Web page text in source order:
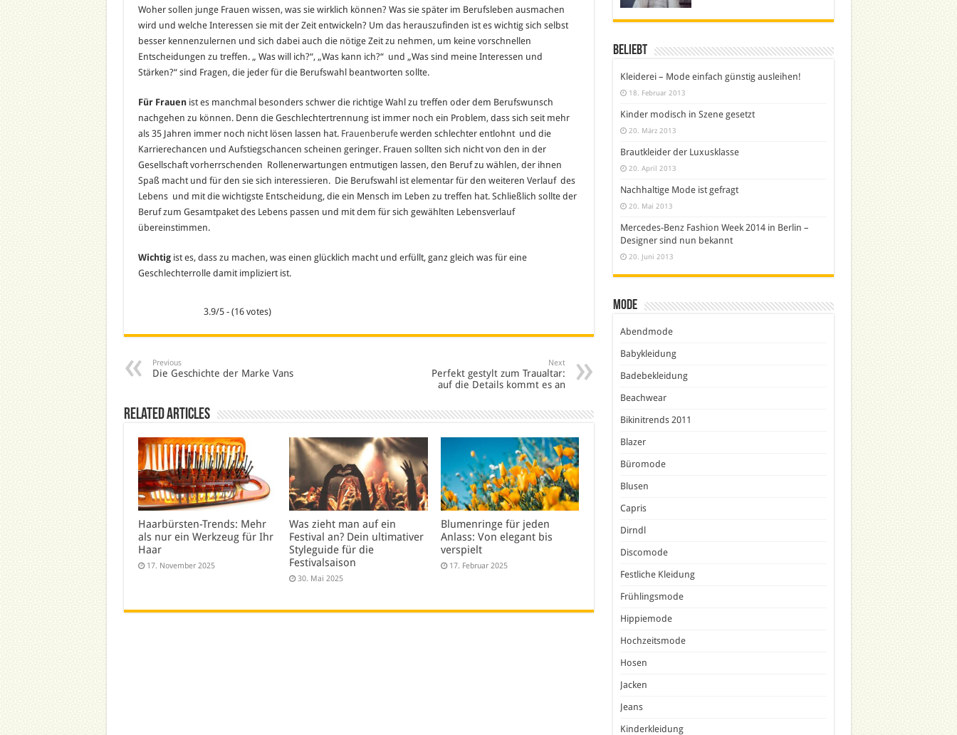
Woher sollen junge Frauen wissen, was sie wirklich können? Was sie später im Berufsleben ausmachen
wird und welche Interessen sie mit der Zeit entwickeln? Um das herauszufinden ist es wichtig sich selbst
besser kennenzulernen und sich dabei auch die nötige Zeit zu nehmen, um keine vorschnellen
Entscheidungen zu treffen. „ Was will ich?“, „Was kann ich?“ und „Was sind meine Interessen und
Stärken?“ sind Fragen, die jeder für die Berufswahl beantworten sollte.
Für Frauenist es manchmal besonders schwer die richtige Wahl zu treffen oder dem Berufswunsch
nachgehen zu können. Denn die Geschlechtertrennung ist immer noch ein Problem, dass sich seit mehr
als 35 Jahren immer noch nicht lösen lassen hat. Frauenberufewerden schlechter entlohnt und die
Karrierechancen und Aufstiegschancen scheinen geringer. Frauen sollten sich nicht von den in der
Gesellschaft vorherrschenden Rollenerwartungen entmutigen lassen, den Beruf zu wählen, der ihnen
Spaß macht und für den sie sich interessieren. Die Berufswahl ist elementar für den weiteren Verlauf des
Lebens und mit die wichtigste Entscheidung, die ein Mensch im Leben zu treffen hat. Schließlich sollte der
Beruf zum Gesamtpaket des Lebens passen und mit dem für sich gewählten Lebensverlauf
übereinstimmen.
Wichtigist es, dass zu machen, was einen glücklich macht und erfüllt, ganz gleich was für eine
Geschlechterrolle damit impliziert ist.
3.9/5 - (16 votes)
Previous
Die Geschichte der Marke Vans
Next
Perfekt gestylt zum Traualtar:
auf die Details kommt es an
Related Articles
Haarbürsten-Trends: Mehr
als nur ein Werkzeug für Ihr
Haar
17. November 2025
Was zieht man auf ein
Festival an? Dein ultimativer
Styleguide für die
Festivalsaison
30. Mai 2025
Blumenringe für jeden
Anlass: Von elegant bis
verspielt
17. Februar 2025
Beliebt
Kleiderei – Mode einfach günstig ausleihen!
18. Februar 2013
Kinder modisch in Szene gesetzt
20. März 2013
Brautkleider der Luxusklasse
20. April 2013
Nachhaltige Mode ist gefragt
20. Mai 2013
Mercedes-Benz Fashion Week 2014 in Berlin –
Designer sind nun bekannt
20. Juni 2013
Mode
Abendmode
Babykleidung
Badebekleidung
Beachwear
Bikinitrends 2011
Blazer
Büromode
Blusen
Capris
Dirndl
Discomode
Festliche Kleidung
Frühlingsmode
Hippiemode
Hochzeitsmode
Hosen
Jacken
Jeans
Kinderkleidung